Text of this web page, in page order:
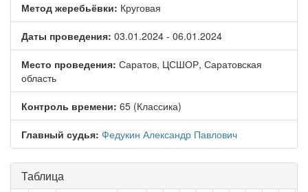
Метод жеребьёвки: Круговая
Даты проведения: 03.01.2024 - 06.01.2024
Место проведения: Саратов, ЦСШОР, Саратовская
область
Контроль времени: 65 (Классика)
Главный судья: Федукин Александр Павлович
Таблица